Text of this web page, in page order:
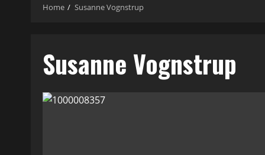
Home Susanne Vognstrup
Susanne Vognstrup